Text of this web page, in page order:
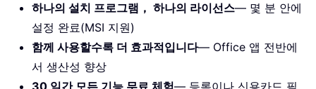
하나의 설치 프로그램， 하나의 라이선스— 몇 분 안에
설정 완료(MSI 지원)
함께 사용할수록 더 효과적입니다— Office 앱 전반에
서 생산성 향상